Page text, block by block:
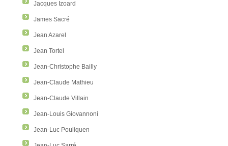
Jacques Izoard
James Sacré
Jean Azarel
Jean Tortel
Jean-Christophe Bailly
Jean-Claude Mathieu
Jean-Claude Villain
Jean-Louis Giovannoni
Jean-Luc Pouliquen